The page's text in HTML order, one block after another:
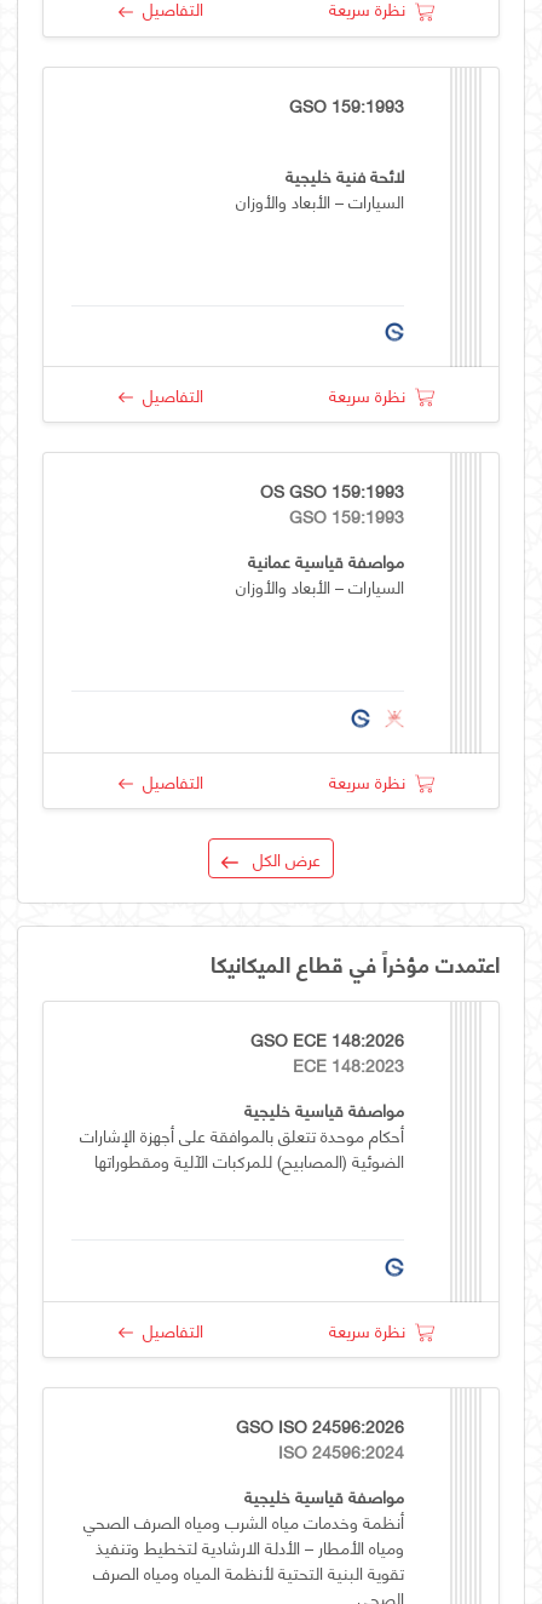
نظرة سريعة التفاصيل
GSO 159:1993
لائحة فنية خليجية
السيارات – الأبعاد والأوزان
نظرة سريعة التفاصيل
OS GSO 159:1993
GSO 159:1993
مواصفة قياسية عمانية
السيارات – الأبعاد والأوزان
نظرة سريعة التفاصيل
عرض الكل
اعتمدت مؤخراً في قطاع الميكانيكا
GSO ECE 148:2026
ECE 148:2023
مواصفة قياسية خليجية
أحكام موحدة تتعلق بالموافقة على أجهزة الإشارات
الضوئية (المصابيح) للمركبات الآلية ومقطوراتها
نظرة سريعة التفاصيل
GSO ISO 24596:2026
ISO 24596:2024
مواصفة قياسية خليجية
أنظمة وخدمات مياه الشرب ومياه الصرف الصحي
ومياه الأمطار – الأدلة الارشادية لتخطيط وتنفيذ
تقوية البنية التحتية لأنظمة المياه ومياه الصرف
الصحي